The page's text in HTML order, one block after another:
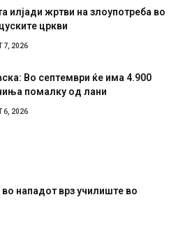
илјади жртви на злоупотреба во
цркви
7, 2026
Во септември ќе има 4.900
помалку од лани
6, 2026
нападот врз училиште во